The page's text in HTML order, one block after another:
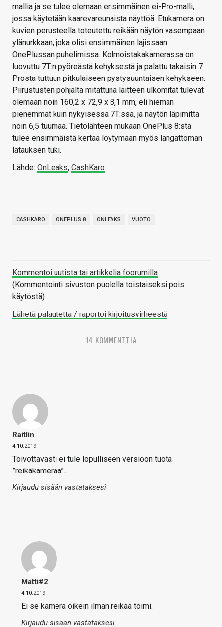
mallia ja se tulee olemaan ensimmäinen ei-Pro-malli,
jossa käytetään kaarevareunaista näyttöä. Etukamera on
kuvien perusteella toteutettu reikään näytön vasempaan
ylänurkkaan, joka olisi ensimmäinen lajissaan
OnePlussan puhelimissa. Kolmoistakakamerassa on
luovuttu 7T:n pyöreästä kehyksestä ja palattu takaisin 7
Prosta tuttuun pitkulaiseen pystysuuntaisen kehykseen.
Piirustusten pohjalta mitattuna laitteen ulkomitat tulevat
olemaan noin 160,2 x 72,9 x 8,1 mm, eli hieman
pienemmät kuin nykyisessä 7T:ssä, ja näytön läpimitta
noin 6,5 tuumaa. Tietolähteen mukaan OnePlus 8:sta
tulee ensimmäistä kertaa löytymään myös langattoman
latauksen tuki.
Lähde: OnLeaks, CashKaro
CASHKARO ONEPLUS 8 ONLEAKS VUOTO
Kommentoi uutista tai artikkelia foorumilla
(Kommentointi sivuston puolella toistaiseksi pois
käytöstä)
Lähetä palautetta / raportoi kirjoitusvirheestä
14 KOMMENTTIA
Raitlin
4.10.2019
Toivottavasti ei tule lopulliseen versioon tuota
”reikäkameraa”…
Kirjaudu sisään vastataksesi
Matti#2
4.10.2019
Ei se kamera oikein ilman reikää toimi.
Kirjaudu sisään vastataksesi